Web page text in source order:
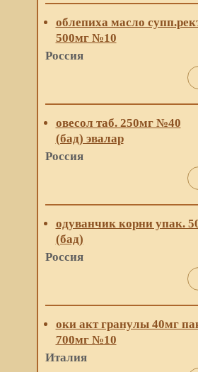
облепиха масло
500мг №10
Россия
овесол таб. 250мг №40
(бад) эвалар
Россия
одуванчик корни упак.
(бад)
Россия
оки акт гранулы 40мг
700мг №10
Италия